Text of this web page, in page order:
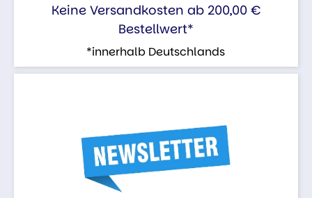
Keine Versandkosten ab 200,00 €
Bestellwert*
*innerhalb Deutschlands